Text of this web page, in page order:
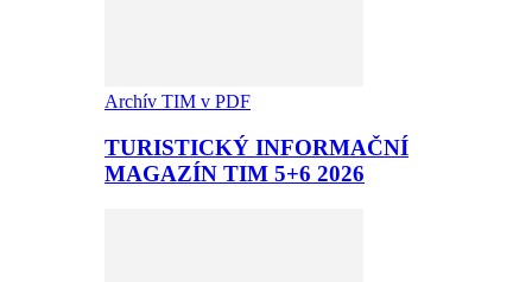
Archív TIM v PDF
TURISTICKÝ INFORMAČNÍ
MAGAZÍN TIM 5+6 2026